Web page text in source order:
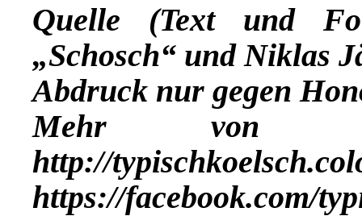
Quelle (Text und
„Schosch“ und Niklas
Abdruck nur gegen
Mehr
http://
https://facebook.com/